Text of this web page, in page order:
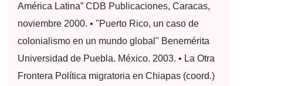
América Latina” CDB Publicaciones, Caracas,
noviembre 2000. • "Puerto Rico, un caso de
colonialismo en un mundo global" Benemérita
Universidad de Puebla. México. 2003. • La Otra
Frontera Política migratoria en Chiapas (coord.)